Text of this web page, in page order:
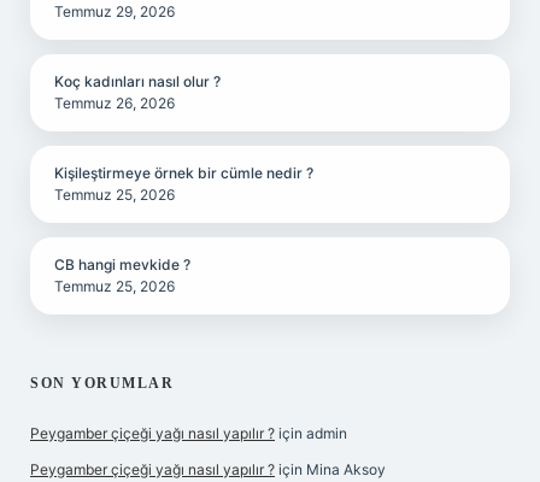
Temmuz 29, 2026
Koç kadınları nasıl olur ?
Temmuz 26, 2026
Kişileştirmeye örnek bir cümle nedir ?
Temmuz 25, 2026
CB hangi mevkide ?
Temmuz 25, 2026
SON YORUMLAR
Peygamber çiçeği yağı nasıl yapılır ? için admin
Peygamber çiçeği yağı nasıl yapılır ? için Mina Aksoy